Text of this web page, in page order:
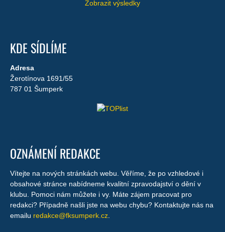
Zobrazit výsledky
KDE SÍDLÍME
Adresa
Žerotínova 1691/55
787 01 Šumperk
OZNÁMENÍ REDAKCE
Vítejte na nových stránkách webu. Věříme, že po vzhledové i
obsahové stránce nabídneme kvalitní zpravodajství o dění v
klubu. Pomoci nám můžete i vy. Máte zájem pracovat pro
redakci? Případně našli jste na webu chybu? Kontaktujte nás na
emailu redakce@fksumperk.cz